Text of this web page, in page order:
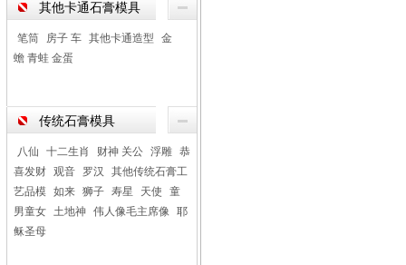
其他卡通石膏模具
笔筒 房子 车 其他卡通造型
金
蟾 青蛙 金蛋
传统石膏模具
八仙 十二生肖 财神 关公 浮雕 恭
喜发财 观音 罗汉
其他传统石膏工
艺品模 如来 狮子 寿星 天使
童
男童女 土地神 伟人像毛主席像 耶
稣圣母